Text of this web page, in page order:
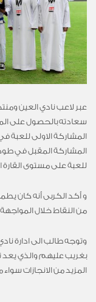
عبر لاعب نادي العين
سعادته بالحصول على
المشاركة الاولى للعبة
للعبة على مستوى القارة
و أكد الكربى أنه كان
من النقاط خلال المواجهة
وتوجه طالب الى ادارة
بغريب عليهم والذي يعد
المزيد من الانجازات